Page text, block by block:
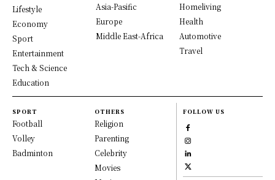
Lifestyle
Economy
Sport
Entertainment
Tech & Science
Education
Asia-Pasific
Europe
Middle East-Africa
Homeliving
Health
Automotive
Travel
SPORT
Football
Volley
Badminton
OTHERS
Religion
Parenting
Celebrity
Movies
FOLLOW US